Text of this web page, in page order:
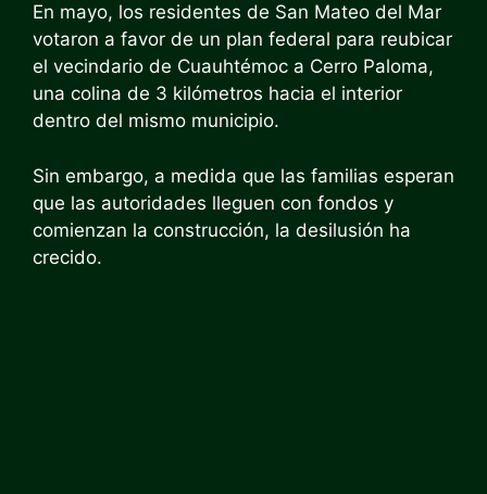
En mayo, los residentes de San Mateo del Mar
votaron a favor de un plan federal para reubicar
el vecindario de Cuauhtémoc a Cerro Paloma,
una colina de 3 kilómetros hacia el interior
dentro del mismo municipio.
Sin embargo, a medida que las familias esperan
que las autoridades lleguen con fondos y
comienzan la construcción, la desilusión ha
crecido.